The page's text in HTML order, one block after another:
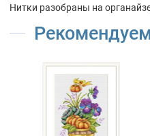
Нитки разобраны на